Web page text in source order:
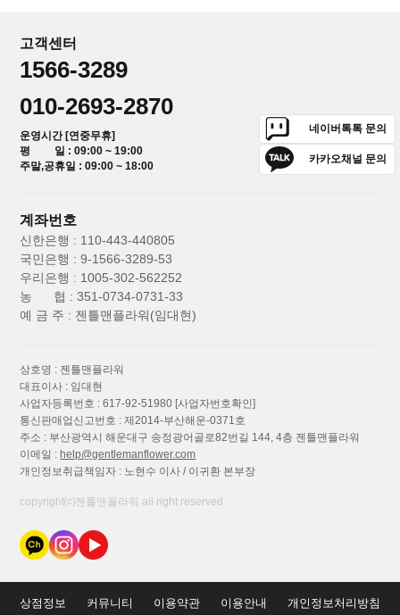
고객센터
1566-3289
010-2693-2870
운영시간 [연중무휴]
평 일 : 09:00 ~ 19:00
주말,공휴일 : 09:00 ~ 18:00
네이버톡톡 문의
카카오채널 문의
계좌번호
신한은행 : 110-443-440805
국민은행 : 9-1566-3289-53
우리은행 : 1005-302-562252
농 협 : 351-0734-0731-33
예 금 주 : 젠틀맨플라워(임대현)
상호명 : 젠틀맨플라워
대표이사 : 임대현
사업자등록번호 : 617-92-51980 [사업자번호확인]
통신판매업신고번호 : 제2014-부산해운-0371호
주소 : 부산광역시 해운대구 송정광어골로82번길 144, 4층 젠틀맨플라워
이메일 :help@gentlemanflower.com
개인정보취급책임자 : 노현수 이사 / 이귀환 본부장
copyright⒞젠틀맨플라워 all right reserved
상점정보 커뮤니티 이용약관 이용안내 개인정보처리방침